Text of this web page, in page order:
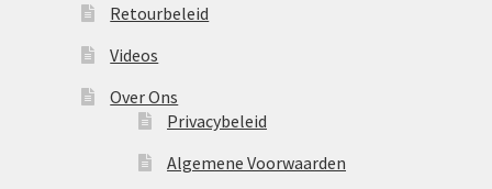
Retourbeleid
Videos
Over Ons
Privacybeleid
Algemene Voorwaarden